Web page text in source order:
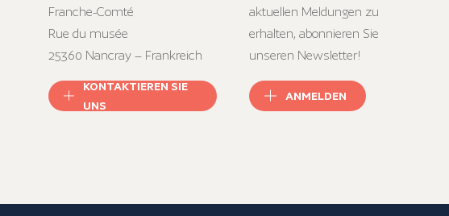
Franche-Comté
Rue du musée
25360 Nancray – Frankreich
KONTAKTIEREN SIE
UNS
aktuellen Meldungen zu
erhalten, abonnieren Sie
unseren Newsletter!
ANMELDEN